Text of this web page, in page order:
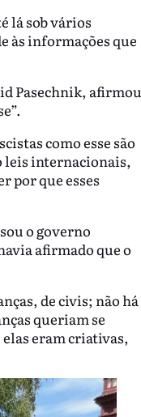
lá sob vários
às informações que
Pasechnik, afirmou
como esse são
leis internacionais,
por que esses
o governo
afirmado que o
de civis; não há
queriam se
eram criativas,